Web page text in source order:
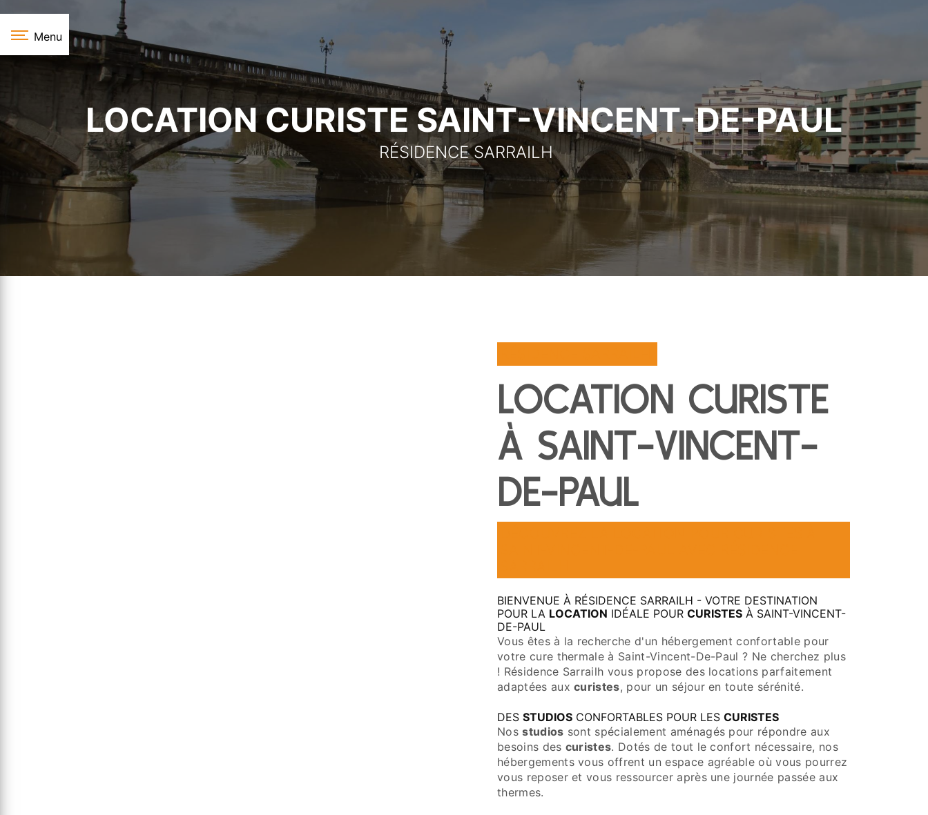
Menu
LOCATION CURISTE SAINT-VINCENT-DE-PAUL
RÉSIDENCE SARRAILH
LOCATION CURISTE
À SAINT-VINCENT-
DE-PAUL
BIENVENUE À RÉSIDENCE SARRAILH - VOTRE DESTINATION
POUR LA LOCATION IDÉALE POUR CURISTES À SAINT-VINCENT-
DE-PAUL
Vous êtes à la recherche d'un hébergement confortable pour
votre cure thermale à Saint-Vincent-De-Paul ? Ne cherchez plus
! Résidence Sarrailh vous propose des locations parfaitement
adaptées auxcuristes, pour un séjour en toute sérénité.
DES STUDIOS CONFORTABLES POUR LES CURISTES
Nosstudios sont spécialement aménagés pour répondre aux
besoins des curistes. Dotés de tout le confort nécessaire, nos
hébergements vous offrent un espace agréable où vous pourrez
vous reposer et vous ressourcer après une journée passée aux
thermes.
Panneau de gestion des cookies